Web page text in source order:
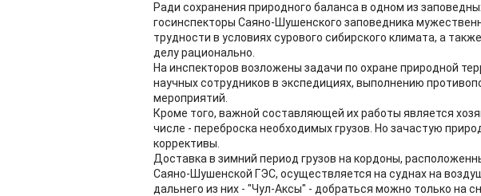
Ради сохранения природного баланса в одном из
госинспекторы Саяно-Шушенского заповедника
трудности в условиях сурового сибирского климата, а
делу рационально.
На инспекторов возложены задачи по охране природной
научных сотрудников в экспедициях, выполнению
мероприятий.
Кроме того, важной составляющей их работы является
числе - переброска необходимых грузов. Но зачастую
коррективы.
Доставка в зимний период грузов на кордоны,
Саяно-Шушенской ГЭС, осуществляется на суднах на
дальнего из них - "Чул-Аксы" - добраться можно только на